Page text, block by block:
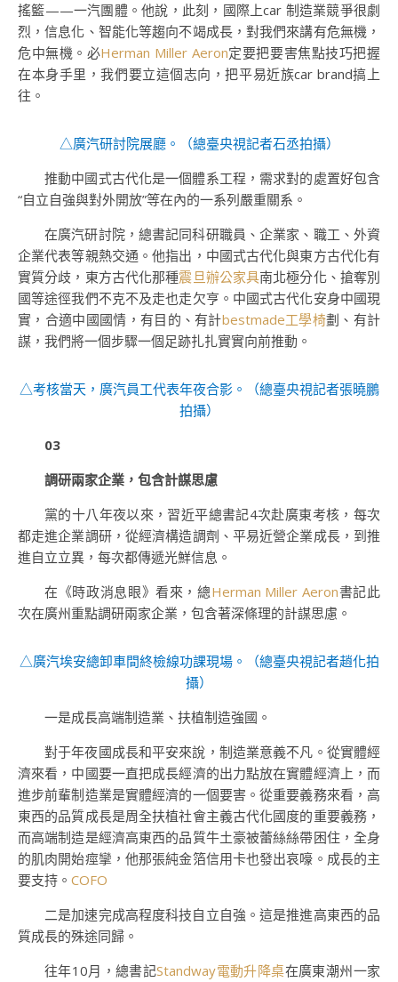
搖籃——一汽團體。他說，此刻，國際上car 制造業競爭很劇
烈，信息化、智能化等趨向不竭成長，對我們來講有危無機，
危中無機。必Herman Miller Aeron定要把要害焦點技巧把握
在本身手里，我們要立這個志向，把平易近族car brand搞上
往。
△廣汽研討院展廳。（總臺央視記者石丞拍攝）
推動中國式古代化是一個體系工程，需求對的處置好包含
“自立自強與對外開放”等在內的一系列嚴重關系。
在廣汽研討院，總書記同科研職員、企業家、職工、外資
企業代表等親熱交通。他指出，中國式古代化與東方古代化有
實質分歧，東方古代化那種震旦辦公家具南北極分化、搶奪別
國等途徑我們不克不及走也走欠亨。中國式古代化安身中國現
實，合適中國國情，有目的、有計bestmade工學椅劃、有計
謀，我們將一個步驟一個足跡扎扎實實向前推動。
△考核當天，廣汽員工代表年夜合影。（總臺央視記者張曉鵬
拍攝）
03
調研兩家企業，包含計謀思慮
黨的十八年夜以來，習近平總書記4次赴廣東考核，每次
都走進企業調研，從經濟構造調劑、平易近營企業成長，到推
進自立立異，每次都傳遞光鮮信息。
在《時政消息眼》看來，總Herman Miller Aeron書記此
次在廣州重點調研兩家企業，包含著深條理的計謀思慮。
△廣汽埃安總卸車間終檢線功課現場。（總臺央視記者趙化拍
攝）
一是成長高端制造業、扶植制造強國。
對于年夜國成長和平安來說，制造業意義不凡。從實體經
濟來看，中國要一直把成長經濟的出力點放在實體經濟上，而
進步前輩制造業是實體經濟的一個要害。從重要義務來看，高
東西的品質成長是周全扶植社會主義古代化國度的重要義務，
而高端制造是經濟高東西的品質牛土豪被蕾絲絲帶困住，全身
的肌肉開始痙攣，他那張純金箔信用卡也發出哀嚎。成長的主
要支持。 COFO
二是加速完成高程度科技自立自強。這是推進高東西的品
質成長的殊途同歸。
往年10月，總書記Standway電動升降桌在廣東潮州一家